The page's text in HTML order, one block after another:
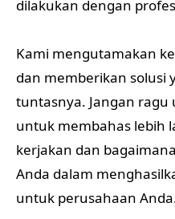
dilakukan dengan
Kami mengutamakan
dan memberikan solusi
tuntasnya. Jangan
untuk membahas lebih
kerjakan dan
Anda dalam
untuk perusahaan